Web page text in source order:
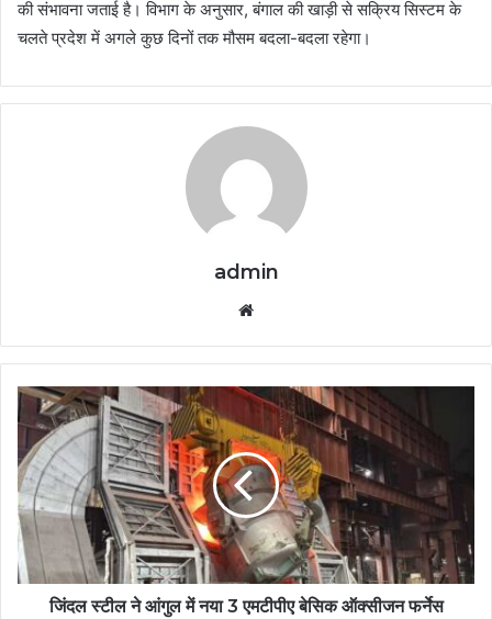
की संभावना जताई है। विभाग के अनुसार, बंगाल की खाड़ी से सक्रिय सिस्टम के
चलते प्रदेश में अगले कुछ दिनों तक मौसम बदला-बदला रहेगा।
admin
जिंदल स्टील ने आंगुल में नया 3 एमटीपीए बेसिक ऑक्सीजन फर्नेस